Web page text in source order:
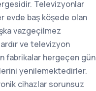
Televizyonlar
evde baş köşede olan
vazgeçilmez
ve televizyon
fabrikalar hergeçen gün
yenilemektedirler.
cihazlar sorunsuz